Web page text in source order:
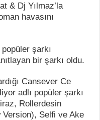
& Dj Yılmaz’la
havasını
şarkı
bir şarkı oldu.
Cansever Ce
adlı popüler şarkı
Rollerdesin
Selfi ve Ake